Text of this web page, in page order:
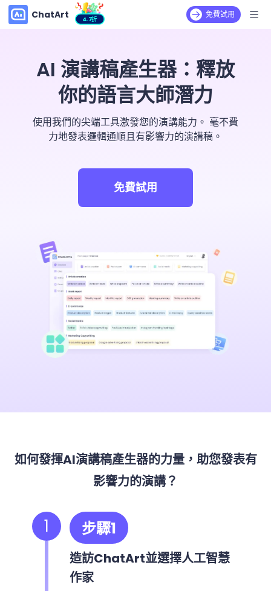
ChatArt 4.7折 免費試用
AI 演講稿產生器：釋放
你的語言大師潛力
使用我們的尖端工具激發您的演講能力。 毫不費
力地發表邏輯通順且有影響力的演講稿。
免費試用
如何發揮AI演講稿產生器的力量，助您發表有
影響力的演講？
1 步驟1
造訪ChatArt並選擇人工智慧
作家